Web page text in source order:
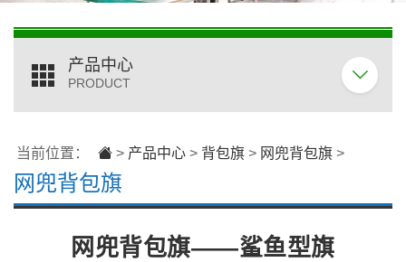
网兜背包旗
当前位置： > 产品中心 > 背包旗 > 网兜背包旗 >
网兜背包旗——鲨鱼型旗
产品中心
PRODUCT